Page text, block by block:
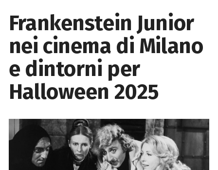
Frankenstein Junior
nei cinema di Milano
e dintorni per
Halloween 2025